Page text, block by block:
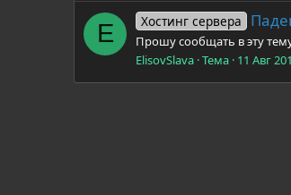
E Хостинг сервера
Прошу сообщать в эту тему
ElisovSlava Тема 11 Авг